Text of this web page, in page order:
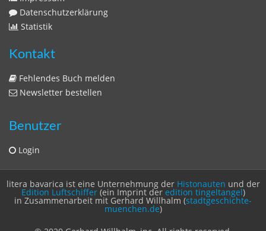
Datenschutzerklärung
Statistik
Kontakt
Fehlendes Buch melden
Newsletter bestellen
Benutzer
Login
litera bavarica ist eine Unternehmung der Histonauten und der
Edition Luftschiffer(ein Imprint der edition tingeltangel)
in Zusammenarbeit mit Gerhard Willhalm (stadtgeschichte-
muenchen.de)